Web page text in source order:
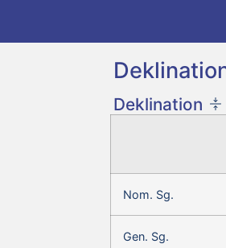
Deklination
Nom. Sg.
Gen. Sg.